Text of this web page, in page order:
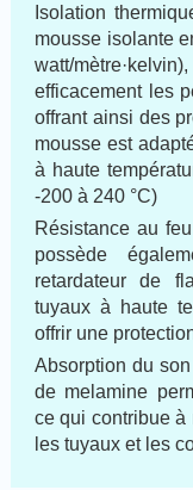
Isolation
mousse isolante
watt/
efficacement les
offrant ainsi des
mousse est
à haute
-200 à 240 °C)
Résistance au
possède
retardateur de
tuyaux à haute
offrir une
Absorption du
de melamine
ce qui contribue à
les tuyaux et les